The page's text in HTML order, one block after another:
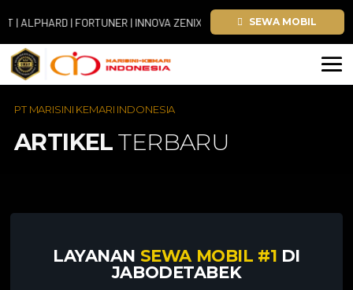
| FORTUNER | INNOVA ZENIX | HIACE SEWA MOBIL
PT MARISINI KEMARI INDONESIA
ARTIKEL TERBARU
LAYANAN SEWA MOBIL #1 DI
JABODETABEK